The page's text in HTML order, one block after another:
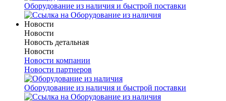
Оборудование из наличия и быстрой поставки
Новости
Новости
Новость детальная
Новости
Новости компании
Новости партнеров
Оборудование из наличия и быстрой поставки